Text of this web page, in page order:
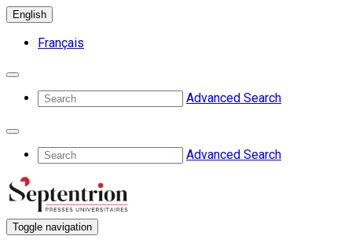
English
Français
Advanced Search
Advanced Search
Toggle navigation